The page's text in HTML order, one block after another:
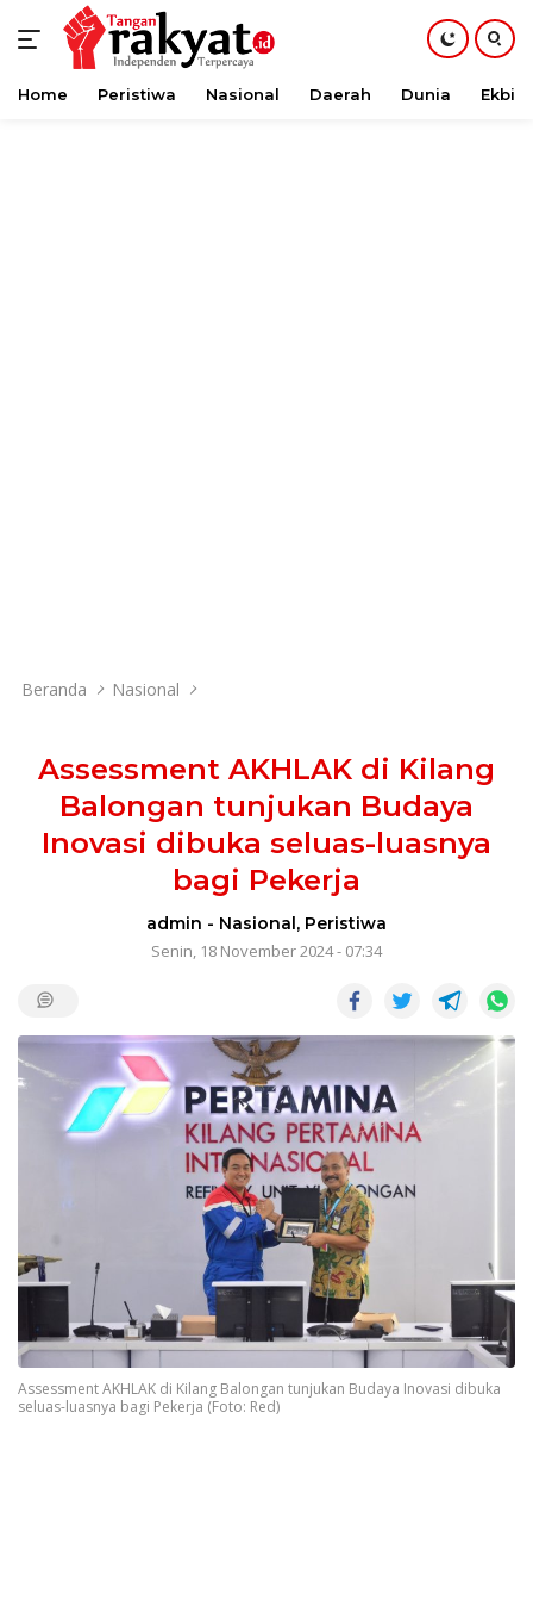
Langsung
Home Peristiwa Nasional Daerah Dunia Ekbis
Beranda Nasional
Assessment AKHLAK di Kilang
Balongan tunjukan Budaya
Inovasi dibuka seluas-luasnya
bagi Pekerja
admin - Nasional, Peristiwa
Senin, 18 November 2024 - 07:34
Assessment AKHLAK di Kilang Balongan tunjukan Budaya Inovasi dibuka
seluas-luasnya bagi Pekerja (Foto: Red)